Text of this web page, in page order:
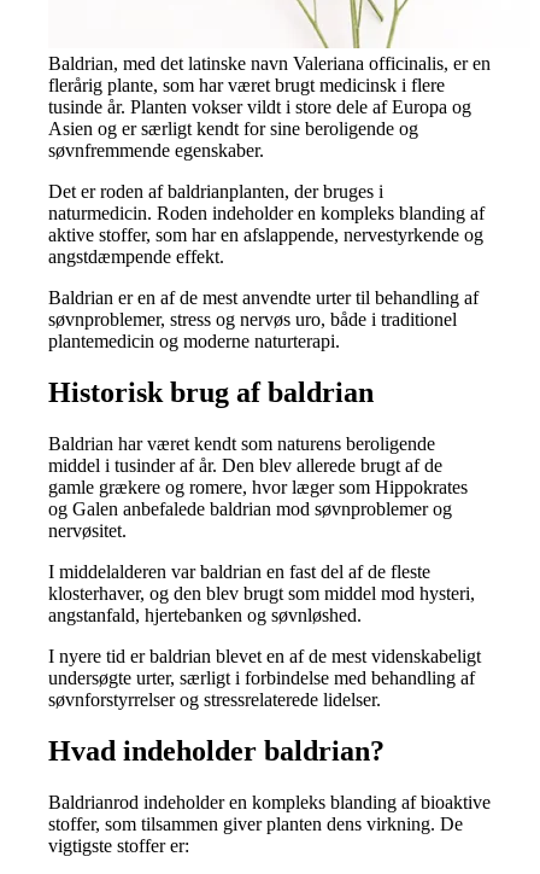
Baldrian, med det latinske navn Valeriana officinalis, er en
flerårig plante, som har været brugt medicinsk i flere
tusinde år. Planten vokser vildt i store dele af Europa og
Asien og er særligt kendt for sine beroligende og
søvnfremmende egenskaber.
Det er roden af baldrianplanten, der bruges i
naturmedicin. Roden indeholder en kompleks blanding af
aktive stoffer, som har en afslappende, nervestyrkende og
angstdæmpende effekt.
Baldrian er en af de mest anvendte urter til behandling af
søvnproblemer, stress og nervøs uro, både i traditionel
plantemedicin og moderne naturterapi.
Historisk brug af baldrian
Baldrian har været kendt som naturens beroligende
middel i tusinder af år. Den blev allerede brugt af de
gamle grækere og romere, hvor læger som Hippokrates
og Galen anbefalede baldrian mod søvnproblemer og
nervøsitet.
I middelalderen var baldrian en fast del af de fleste
klosterhaver, og den blev brugt som middel mod hysteri,
angstanfald, hjertebanken og søvnløshed.
I nyere tid er baldrian blevet en af de mest videnskabeligt
undersøgte urter, særligt i forbindelse med behandling af
søvnforstyrrelser og stressrelaterede lidelser.
Hvad indeholder baldrian?
Baldrianrod indeholder en kompleks blanding af bioaktive
stoffer, som tilsammen giver planten dens virkning. De
vigtigste stoffer er: